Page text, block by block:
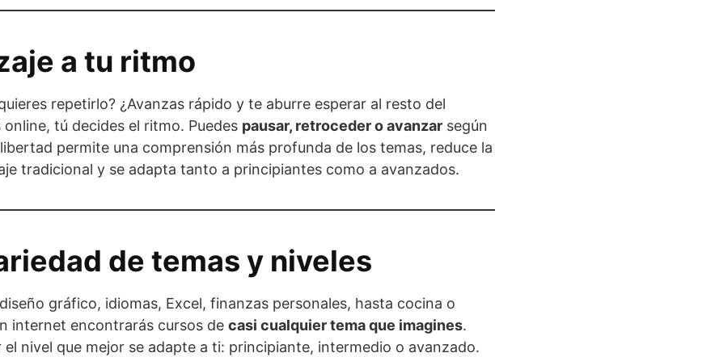
a tu ritmo
repetirlo? ¿Avanzas rápido y te aburre esperar al resto del
tú decides el ritmo. Puedes pausar, retroceder o avanzar según
permite una comprensión más profunda de los temas, reduce la
tradicional y se adapta tanto a principiantes como a avanzados.
de temas y niveles
gráfico, idiomas, Excel, finanzas personales, hasta cocina o
internet encontrarás cursos de casi cualquier tema que imagines.
el nivel que mejor se adapte a ti: principiante, intermedio o avanzado.